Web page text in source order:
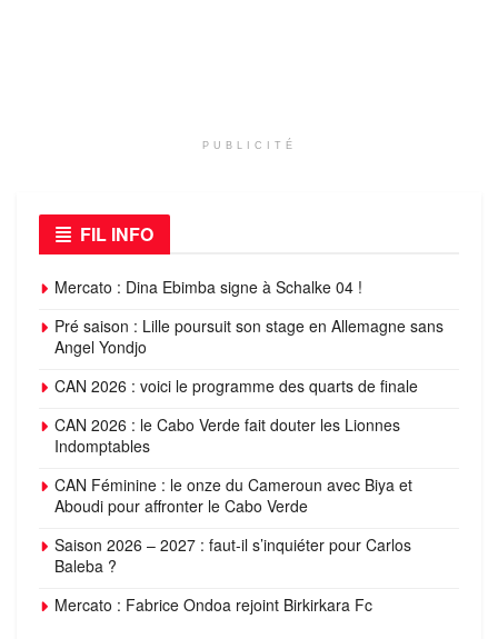
PUBLICITÉ
FIL INFO
Mercato : Dina Ebimba signe à Schalke 04 !
Pré saison : Lille poursuit son stage en Allemagne sans
Angel Yondjo
CAN 2026 : voici le programme des quarts de finale
CAN 2026 : le Cabo Verde fait douter les Lionnes
Indomptables
CAN Féminine : le onze du Cameroun avec Biya et
Aboudi pour affronter le Cabo Verde
Saison 2026 – 2027 : faut-il s’inquiéter pour Carlos
Baleba ?
Mercato : Fabrice Ondoa rejoint Birkirkara Fc